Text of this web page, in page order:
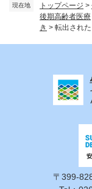
現在地 トップページ >
後期高齢者医療
き > 転出され
〒399-